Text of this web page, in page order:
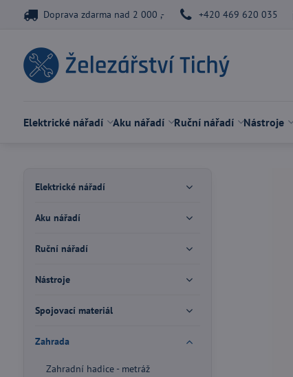
Doprava zdarma nad 2 000 ,- +420 469 620 035
Elektrické nářadí Aku nářadí Ruční nářadí Nástroje
Elektrické nářadí
Aku nářadí
Ruční nářadí
Nástroje
Spojovací materiál
Zahrada
Zahradní hadice - metráž